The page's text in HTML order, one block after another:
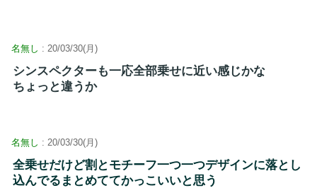
名無し : 20/03/30(月)
シンスペクターも一応全部乗せに近い感じかな
ちょっと違うか
名無し : 20/03/30(月)
全乗せだけど割とモチーフ一つ一つデザインに落とし
込んでるまとめててかっこいいと思う